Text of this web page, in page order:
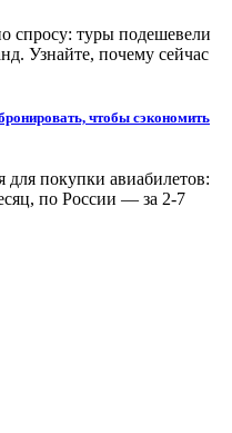
спросу: туры подешевели
Узнайте, почему сейчас
чтобы сэкономить
для покупки авиабилетов:
по России — за 2-7